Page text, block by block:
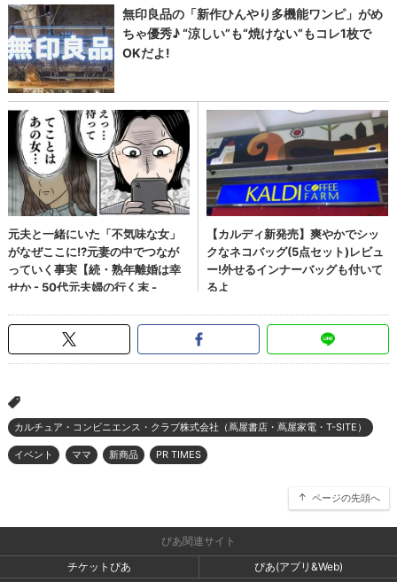
カルチュア・コンビニエンス・クラブ株式会社（蔦屋書店・蔦屋家電・T-SITE）
イベント ママ 新商品 PR TIMES
ページの先頭へ
ぴあ関連サイト
チケットぴあ
ぴあ(アプリ&Web)